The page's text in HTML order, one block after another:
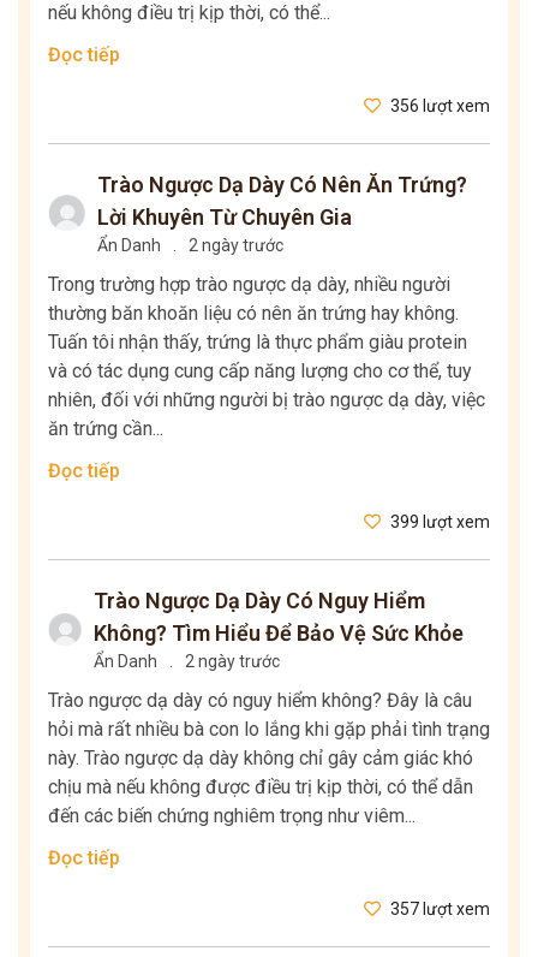
nếu không điều trị kịp thời, có thể...
Đọc tiếp
356 lượt xem
Trào Ngược Dạ Dày Có Nên Ăn Trứng?
Lời Khuyên Từ Chuyên Gia
Ẩn Danh . 2 ngày trước
Trong trường hợp trào ngược dạ dày, nhiều người
thường băn khoăn liệu có nên ăn trứng hay không.
Tuấn tôi nhận thấy, trứng là thực phẩm giàu protein
và có tác dụng cung cấp năng lượng cho cơ thể, tuy
nhiên, đối với những người bị trào ngược dạ dày, việc
ăn trứng cần...
Đọc tiếp
399 lượt xem
Trào Ngược Dạ Dày Có Nguy Hiểm
Không? Tìm Hiểu Để Bảo Vệ Sức Khỏe
Ẩn Danh . 2 ngày trước
Trào ngược dạ dày có nguy hiểm không? Đây là câu
hỏi mà rất nhiều bà con lo lắng khi gặp phải tình trạng
này. Trào ngược dạ dày không chỉ gây cảm giác khó
chịu mà nếu không được điều trị kịp thời, có thể dẫn
đến các biến chứng nghiêm trọng như viêm...
Đọc tiếp
357 lượt xem